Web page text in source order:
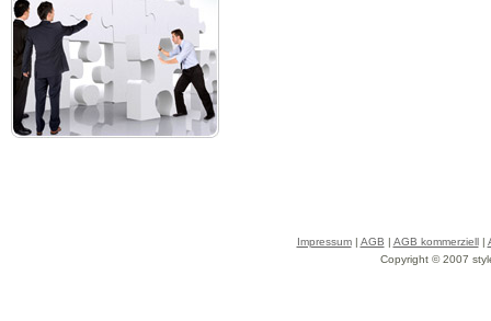
Impressum| AGB | AGB kommerziell|
Copyright © 2007